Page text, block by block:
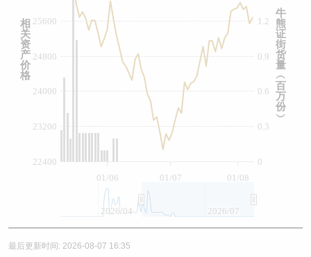
01/06 01/08
01/07
0
0.3
0.6
0.9
1.2
22400
23200
24000
24800
25600
2026/04 2026/07
牛
熊
证
街
货
量
︵
百
万
份
︶
相
关
资
产
价
格
最后更新时间: 2026-08-07 16:35
牛熊证文件及公告
牛熊证文件及公告 (瑞信)
收市竞价变化